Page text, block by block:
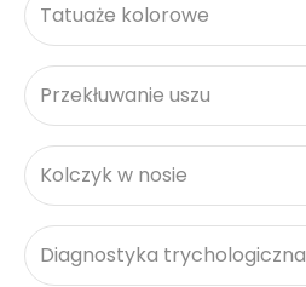
Tatuaże kolorowe
Przekłuwanie uszu
Kolczyk w nosie
Diagnostyka trychologiczna